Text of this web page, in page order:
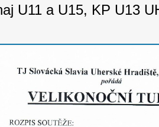
U11 a U15, KP U13